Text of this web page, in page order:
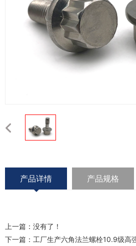
产品详情 产品规格
上一篇：没有了！
下一篇： 工厂生产六角法兰螺栓10.9级高